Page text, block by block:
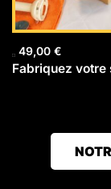
49,00 €
Fabriquez votre